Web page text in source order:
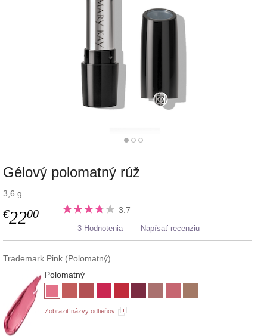
Gélový polomatný rúž
3,6 g
€2200 3.7
3 Hodnotenia Napísať recenziu
Trademark Pink (Polomatný)
Polomatný
Zobraziť názvy odtieňov